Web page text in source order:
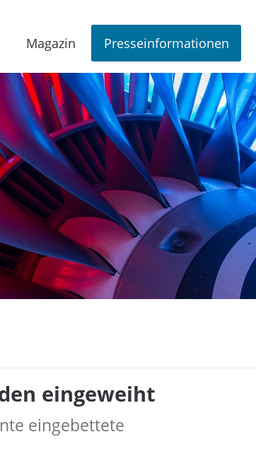
Magazin Presseinformationen
eingeweiht
eingebettete